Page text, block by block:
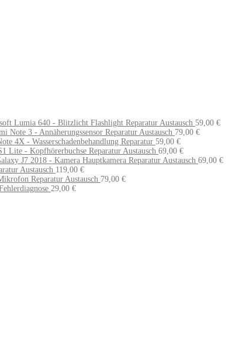
Lumia 640 - Blitzlicht Flashlight Reparatur Austausch 59,00 €
Note 3 - Annäherungssensor Reparatur Austausch 79,00 €
4X - Wasserschadenbehandlung Reparatur 59,00 €
Lite - Kopfhörerbuchse Reparatur Austausch 69,00 €
J7 2018 - Kamera Hauptkamera Reparatur Austausch 69,00 €
Austausch 119,00 €
Reparatur Austausch 79,00 €
29,00 €